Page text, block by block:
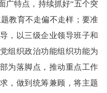
广特点，持续抓好“五个突
教育不走偏不走样；要准
，以三级企业领导班子和
组织政治功能组织功能为
为落脚点，推动重点工作
，做到统筹兼顾，将主题